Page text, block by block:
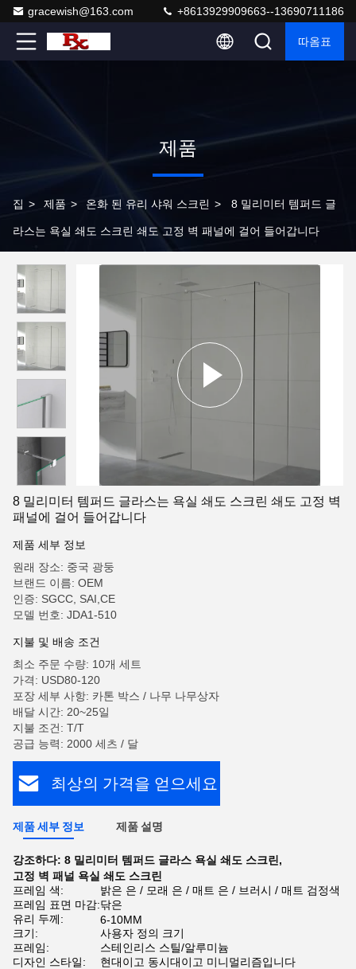
gracewish@163.com +8613929909663--13690711186
따옴표
제품
집 > 제품 > 온화 된 유리 샤워 스크린 > 8 밀리미터 템퍼드 글
라스는 욕실 쇄도 스크린 쇄도 고정 벽 패널에 걸어 들어갑니다
8 밀리미터 템퍼드 글라스는 욕실 쇄도 스크린 쇄도 고정 벽
패널에 걸어 들어갑니다
제품 세부 정보
원래 장소: 중국 광둥
브랜드 이름: OEM
인증: SGCC, SAI,CE
모델 번호: JDA1-510
지불 및 배송 조건
최소 주문 수량: 10개 세트
가격: USD80-120
포장 세부 사항: 카톤 박스 / 나무 나무상자
배달 시간: 20~25일
지불 조건: T/T
공급 능력: 2000 세츠 / 달
최상의 가격을 얻으세요
제품 세부 정보 제품 설명
강조하다: 8 밀리미터 템퍼드 글라스 욕실 쇄도 스크린 ,
고정 벽 패널 욕실 쇄도 스크린
프레임 색:
밝은 은 / 모래 은 / 매트 은 / 브러시 / 매트 검정색
프레임 표면 마감:닦은
유리 두께:
6-10MM
크기:
사용자 정의 크기
프레임:
스테인리스 스틸/알루미늄
디자인 스타일:
현대이고 동시대이고 미니멀리즘입니다